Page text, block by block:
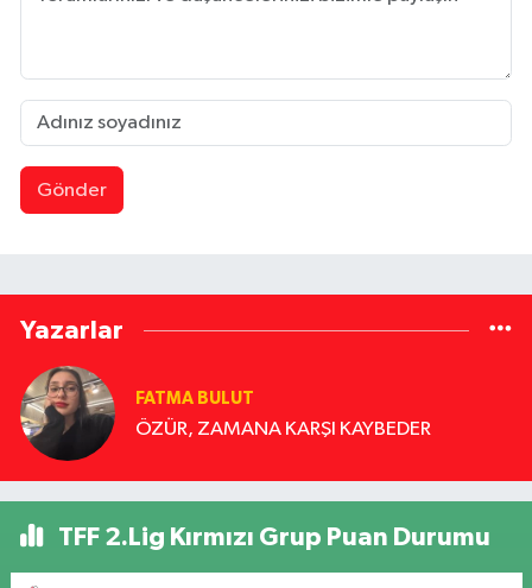
Gönder
Yazarlar
FATMA BULUT
ÖZÜR, ZAMANA KARŞI KAYBEDER
TFF 2.Lig Kırmızı Grup Puan Durumu